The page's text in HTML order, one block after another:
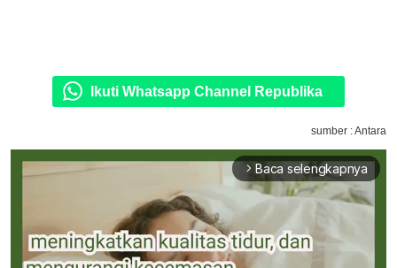
Ikuti Whatsapp Channel Republika
sumber : Antara
arrow_forward_ios Baca selengkapnya